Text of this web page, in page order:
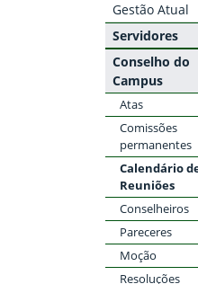
Gestão Atual
Servidores
Conselho do
Campus
Atas
Comissões
permanentes
Calendário
Reuniões
Conselheiros
Pareceres
Moção
Resoluções